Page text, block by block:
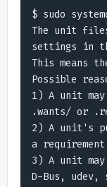
$ sudo
The unit
settings in
This means
Possible
1) A unit
.wants/ or
2) A unit's
a
3) A unit
D-Bus,